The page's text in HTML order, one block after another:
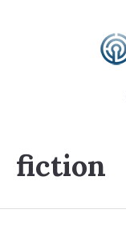
fiction